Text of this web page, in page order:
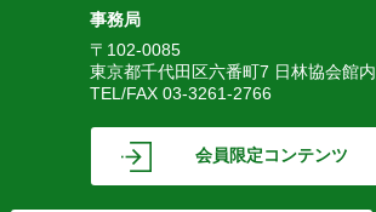
事務局
〒102-0085
東京都千代田区六番町7 日林協会館内
TEL/FAX 03-3261-2766
会員限定コンテンツ